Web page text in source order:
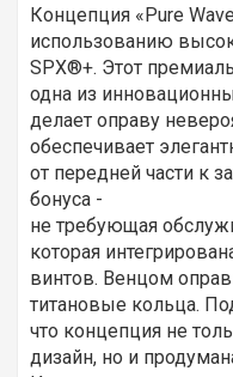
Концепция «Pure
использованию
SPX®+. Этот
одна из
делает оправу
обеспечивает
от передней части к
бонуса -
не требующая
которая
винтов. Венцом
титановые кольца.
что концепция не
дизайн, но и